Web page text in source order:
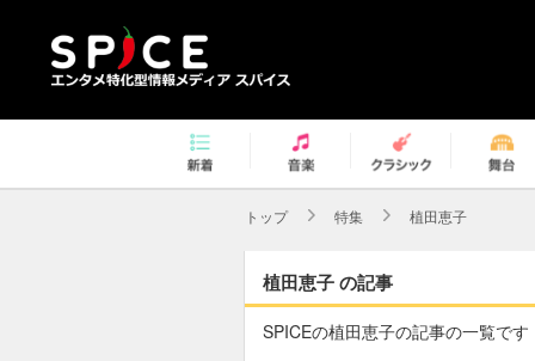
トップ 特集 植田恵子
植田恵子 の記事
SPICEの植田恵子の記事の一覧です